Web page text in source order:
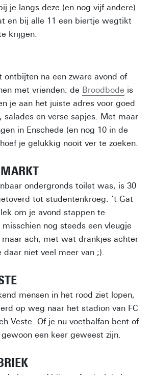
je langs deze (en nog vijf andere)
en bij alle 11 een biertje wegtikt
krijgen.
ontbijten na een zware avond of
met vrienden: de Broodbode is
je aan het juiste adres voor goed
salades en verse sapjes. Met maar
in Enschede (en nog 10 in de
je gelukkig nooit ver te zoeken.
ondergronds toilet was, is 30
tot studentenkroeg: ‘t Gat
om je avond stappen te
nog steeds een vleugje
maar ach, met wat drankjes achter
daar niet veel meer van ;).
mensen in het rood ziet lopen,
op weg naar het stadion van FC
Veste. Of je nu voetbalfan bent of
een keer geweest zijn.